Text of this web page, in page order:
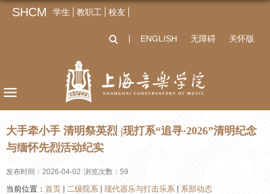
SHCM 学生 教职工 校友
ENGLISH 无障碍 关怀版
大手牵小手 清明祭英烈 |现打系“追寻·2026”清明纪念
与缅怀先烈活动纪实
发布时间：2026-04-02 浏览次数： 59
当前位置： 首页 二级院系 现代器乐与打击乐系 系部动态